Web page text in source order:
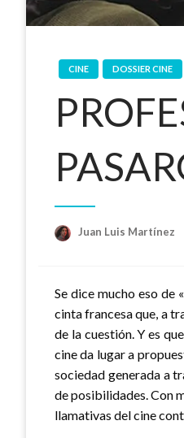
CINE DOSSIER CINE
Juan Luis Martínez
Se dice mucho eso de
cinta francesa que, a
de la cuestión. Y es
cine da lugar a
sociedad generada a
de posibilidades. Con
llamativas del cine